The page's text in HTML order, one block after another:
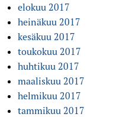
elokuu 2017
heinäkuu 2017
kesäkuu 2017
toukokuu 2017
huhtikuu 2017
maaliskuu 2017
helmikuu 2017
tammikuu 2017